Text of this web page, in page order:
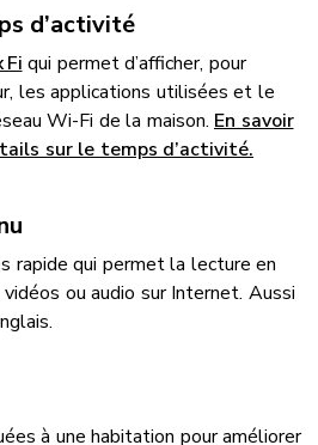
d’activité
Fi qui permet d’afficher, pour
les applications utilisées et le
Wi-Fi de la maison. En savoir
sur le temps d’activité.
rapide qui permet la lecture en
ou audio sur Internet. Aussi
à une habitation pour améliorer